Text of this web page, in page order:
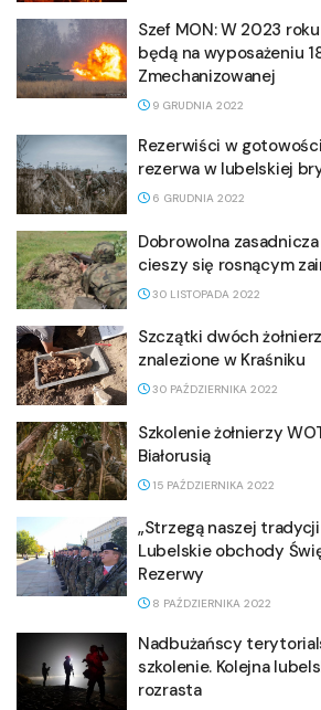
Szef MON: W 2023
będą na wyposażeniu
Zmechanizowanej
9 GRUDNIA 2022
Rezerwiści w
rezerwa w lubelskiej
6 GRUDNIA 2022
Dobrowolna
cieszy się rosnącym
30 LISTOPADA 2022
Szczątki dwóch
znalezione w Kraśniku
30 PAŹDZIERNIKA 2022
Szkolenie żołnierzy
Białorusią
15 PAŹDZIERNIKA 2022
„Strzegą naszej
Lubelskie obchody
Rezerwy
8 PAŹDZIERNIKA 2022
Nadbużańscy
szkolenie. Kolejna
rozrasta